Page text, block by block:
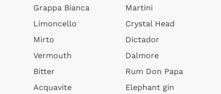
Grappa Bianca
Limoncello
Mirto
Vermouth
Bitter
Acquavite
Martini
Crystal Head
Dictador
Dalmore
Rum Don Papa
Elephant gin